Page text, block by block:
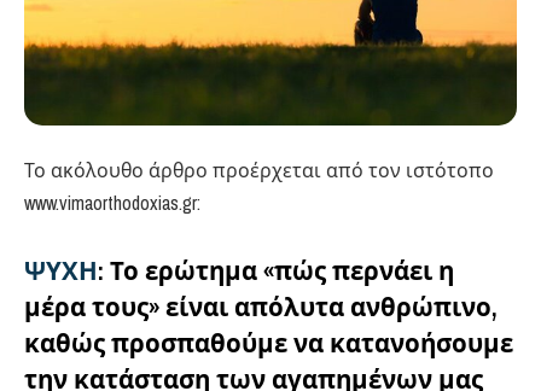
Το ακόλουθο άρθρο προέρχεται από τον ιστότοπο
www.vimaorthodoxias.gr:
ΨΥΧΗ: Το ερώτημα «πώς περνάει η
μέρα τους» είναι απόλυτα ανθρώπινο,
καθώς προσπαθούμε να κατανοήσουμε
την κατάσταση των αγαπημένων μας